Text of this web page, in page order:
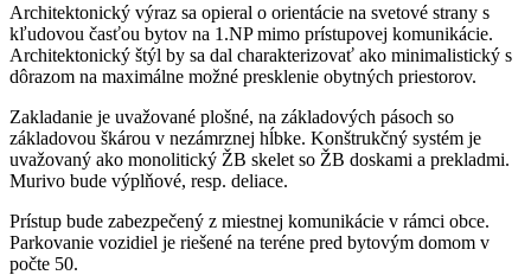
Architektonický výraz sa opieral o orientácie na svetové strany s
kľudovou časťou bytov na 1.NP mimo prístupovej komunikácie.
Architektonický štýl by sa dal charakterizovať ako minimalistický s
dôrazom na maximálne možné presklenie obytných priestorov.
Zakladanie je uvažované plošné, na základových pásoch so
základovou škárou v nezámrznej hĺbke. Konštrukčný systém je
uvažovaný ako monolitický ŽB skelet so ŽB doskami a prekladmi.
Murivo bude výplňové, resp. deliace.
Prístup bude zabezpečený z miestnej komunikácie v rámci obce.
Parkovanie vozidiel je riešené na teréne pred bytovým domom v
počte 50.